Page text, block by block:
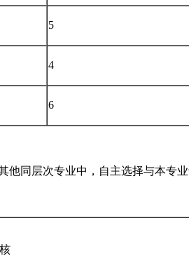
5
4
6
同层次专业中，自主选择与本专